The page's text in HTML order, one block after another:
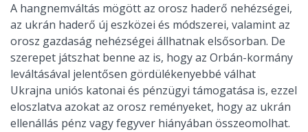
A hangnemváltás mögött az orosz haderő nehézségei,
az ukrán haderő új eszközei és módszerei, valamint az
orosz gazdaság nehézségei állhatnak elsősorban. De
szerepet játszhat benne az is, hogy az Orbán-kormány
leváltásával jelentősen gördülékenyebbé válhat
Ukrajna uniós katonai és pénzügyi támogatása is, ezzel
eloszlatva azokat az orosz reményeket, hogy az ukrán
ellenállás pénz vagy fegyver hiányában összeomolhat.